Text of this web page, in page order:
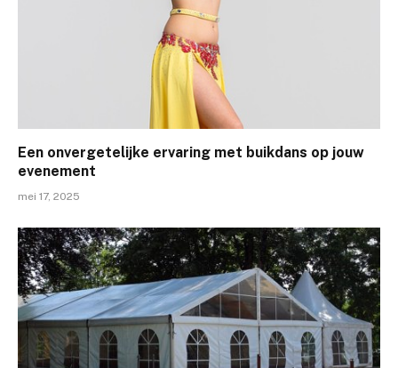
Een onvergetelijke ervaring met buikdans op jouw
evenement
mei 17, 2025